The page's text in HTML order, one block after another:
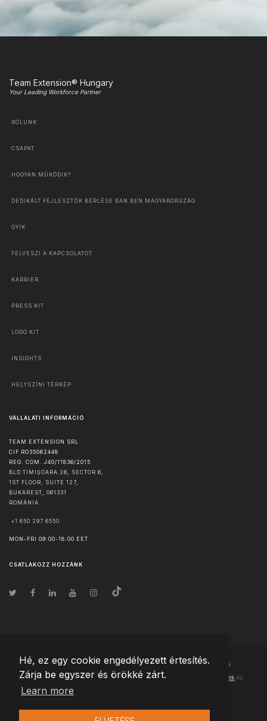
Hé, ez egy cookie engedélyezett értesítés.
Zárja be egyszer és örökké zárt.
Learn more
Team Extension® Hungary
Your Leading Workforce Partner
RÓLUNK
CSAPAT
HOGYAN MŰKÖDIK?
DEDIKÁLT FEJLESZTŐK BÉRLÉSE BAN BEN MAGYARORSZÁG
GYIK
FELVESZI A KAPCSOLATOT
KARRIER
PRESS KIT
LOGO KIT
INSIGHTS
HELYSZÍNI TÉRKÉP
VÁLLALATI INFORMÁCIÓ
TEAM EXTENSION SRL
CIF RO35062448
REG. COM. J40/11836/2015
BLD TIMIȘOARA 26, SECTOR 6,
1ST FLOOR, SUITE 127,
BUKAREST
061331
ROMÁNIA
+1 650 297 6550
MON-FRI 09:00-18:00 EET
CSATLAKOZZ HOZZÁNK
© Szerzői jog2026 Team Extension Hungary- Minden jog fenntartva
Changelog ● Ezen webhely használatával elfogadja Használati feltételek és